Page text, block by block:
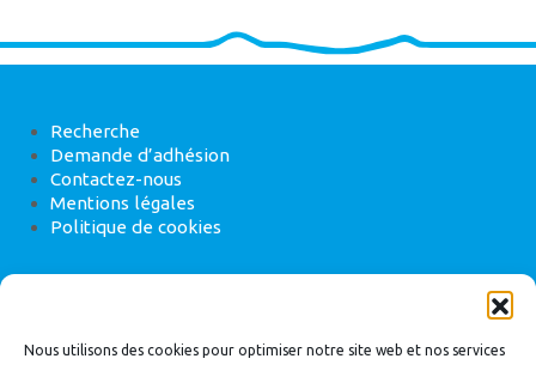
Nous utilisons des cookies pour optimiser notre site web et nos services
Recherche
Demande d’adhésion
Contactez-nous
Mentions légales
Politique de cookies